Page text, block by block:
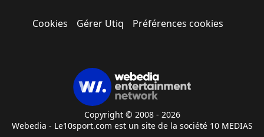
Cookies Gérer Utiq Préférences cookies
Copyright © 2008 - 2026
Webedia - Le10sport.com est un site de la société 10 MEDIAS